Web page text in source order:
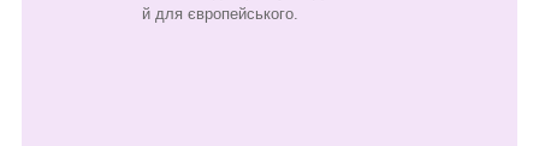
й для європейського.